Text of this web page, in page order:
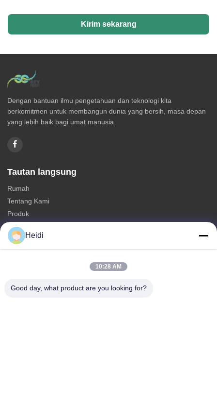
Kirim sekarang
Dengan bantuan ilmu pengetahuan dan teknologi kita
berkomitmen untuk membangun dunia yang bersih, masa depan
yang lebih baik bagi umat manusia.
Tautan langsung
Rumah
Tentang Kami
Produk
Hubungi Kami
Kategori-kategori
Serat poliester dengan kelembaban rendah
Heidi
10:28 AM
Good day, what product are you looking for?